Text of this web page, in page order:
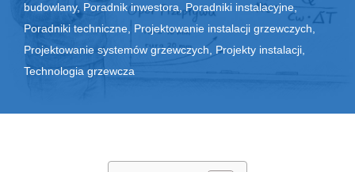
budowlany, Poradnik inwestora Poradniki instalacyjne
Poradniki techniczne Projektowanie instalacji grzewczych
Projektowanie systemów grzewczych
Projekty instalacji
Technologia grzewcza